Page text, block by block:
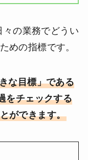
の業務でどうい
めの指標です。
な目標」である
をチェックする
ができます。